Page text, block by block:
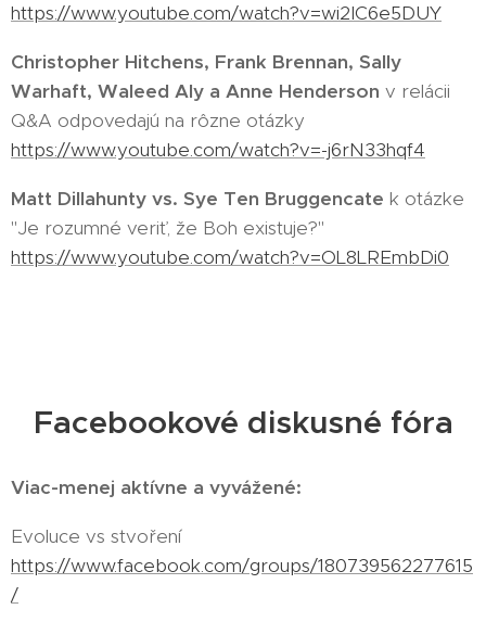
https://www.youtube.com/watch?v=wi2IC6e5DUY
Christopher Hitchens, Frank Brennan, Sally
Warhaft, Waleed Aly a Anne Henderson v relácii
Q&A odpovedajú na rôzne otázky
https://www.youtube.com/watch?v=-j6rN33hqf4
Matt Dillahunty vs. Sye Ten Bruggencate k otázke
"Je rozumné veriť, že Boh existuje?"
https://www.youtube.com/watch?v=OL8LREmbDi0
Facebookové diskusné fóra
Viac-menej aktívne a vyvážené:
Evoluce vs stvoření
https://www.facebook.com/groups/180739562277615
/